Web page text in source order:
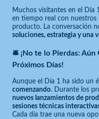
Muchos visitantes en el Día
en tiempo real con nuestros
producto. La conversación
soluciones, estrategia y una
🛎️ ¡No te lo Pierdas: Aún
Próximos Días!
Aunque el Día 1 ha sido un
comenzando. Durante los
nuevos lanzamientos de
sesiones técnicas
Cada día trae una nueva